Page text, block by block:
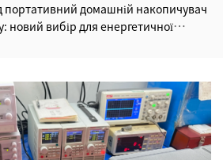
портативний домашній накопичувач
новий вибір для енергетичної